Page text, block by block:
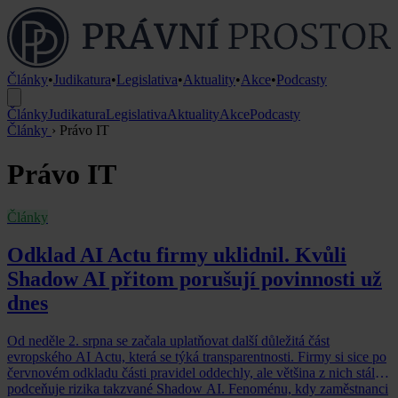
Články•Judikatura•Legislativa•Aktuality•Akce•Podcasty
ČlánkyJudikaturaLegislativaAktualityAkcePodcasty
Články › Právo IT
Právo IT
Články
Odklad AI Actu firmy uklidnil. Kvůli
Shadow AI přitom porušují povinnosti už
dnes
Od neděle 2. srpna se začala uplatňovat další důležitá část
evropského AI Actu, která se týká transparentnosti. Firmy si sice po
červnovém odkladu části pravidel oddechly, ale většina z nich stále
podceňuje rizika takzvané Shadow AI. Fenoménu, kdy zaměstnanci